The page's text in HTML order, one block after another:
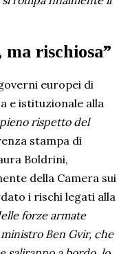
rischiosa”
europei di
e istituzionale alla
rispetto del
stampa di
Boldrini,
della Camera sui
i rischi legati alla
forze armate
Ben Gvir, che